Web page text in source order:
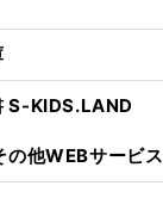
S-KIDS.LAND
の他WEBサービス